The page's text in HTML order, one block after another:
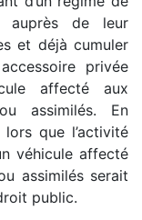
auprès de leur
et déjà cumuler
privée
affecté aux
assimilés. En
que l’activité
véhicule affecté
assimilés serait
public.